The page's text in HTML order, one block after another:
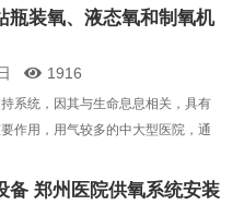
的敷设处应通风良好，且管道不宜穿
公区，必须穿越的部位…
瓶装氧、液态氧和制氧机
1916
系统，因其与生命息息相关，具有
作用，用气较多的中大型医院，通
、便捷。 安全性…
备 郑州医院供氧系统安装